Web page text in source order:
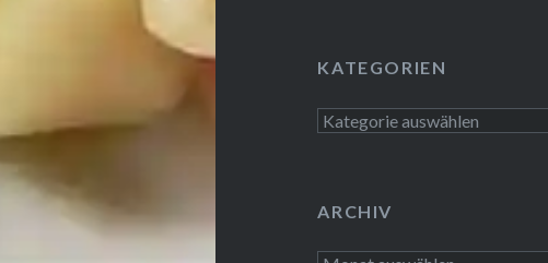
KATE­GO­RIEN
Kate­
ARCHIV